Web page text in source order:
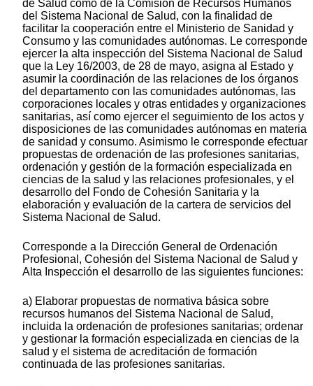
de Salud como de la Comisión de Recursos Humanos
del Sistema Nacional de Salud, con la finalidad de
facilitar la cooperación entre el Ministerio de Sanidad y
Consumo y las comunidades autónomas. Le corresponde
ejercer la alta inspección del Sistema Nacional de Salud
que la Ley 16/2003, de 28 de mayo, asigna al Estado y
asumir la coordinación de las relaciones de los órganos
del departamento con las comunidades autónomas, las
corporaciones locales y otras entidades y organizaciones
sanitarias, así como ejercer el seguimiento de los actos y
disposiciones de las comunidades autónomas en materia
de sanidad y consumo. Asimismo le corresponde efectuar
propuestas de ordenación de las profesiones sanitarias,
ordenación y gestión de la formación especializada en
ciencias de la salud y las relaciones profesionales, y el
desarrollo del Fondo de Cohesión Sanitaria y la
elaboración y evaluación de la cartera de servicios del
Sistema Nacional de Salud.
Corresponde a la Dirección General de Ordenación
Profesional, Cohesión del Sistema Nacional de Salud y
Alta Inspección el desarrollo de las siguientes funciones:
a) Elaborar propuestas de normativa básica sobre
recursos humanos del Sistema Nacional de Salud,
incluida la ordenación de profesiones sanitarias; ordenar
y gestionar la formación especializada en ciencias de la
salud y el sistema de acreditación de formación
continuada de las profesiones sanitarias.